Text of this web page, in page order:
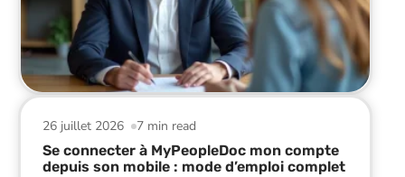
7 min read
26 juillet 2026
Se connecter à MyPeopleDoc mon compte
depuis son mobile : mode d’emploi complet